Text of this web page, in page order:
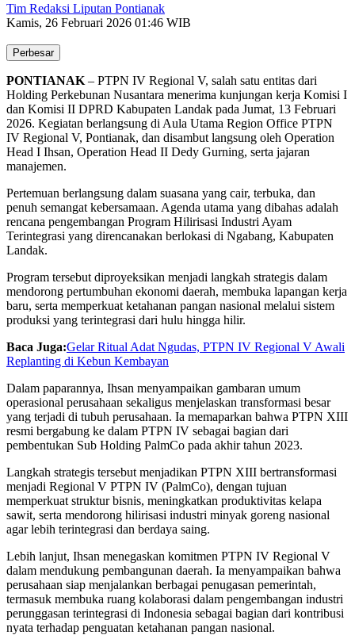
Tim Redaksi Liputan Pontianak
Kamis, 26 Februari 2026 01:46 WIB
Perbesar
PONTIANAK – PTPN IV Regional V, salah satu entitas dari
Holding Perkebunan Nusantara menerima kunjungan kerja Komisi I
dan Komisi II DPRD Kabupaten Landak pada Jumat, 13 Februari
2026. Kegiatan berlangsung di Aula Utama Region Office PTPN
IV Regional V, Pontianak, dan disambut langsung oleh Operation
Head I Ihsan, Operation Head II Dedy Gurning, serta jajaran
manajemen.
Pertemuan berlangsung dalam suasana yang cair, terbuka, dan
penuh semangat kebersamaan. Agenda utama yang dibahas adalah
rencana pengembangan Program Hilirisasi Industri Ayam
Terintegrasi yang direncanakan berlokasi di Ngabang, Kabupaten
Landak.
Program tersebut diproyeksikan menjadi langkah strategis dalam
mendorong pertumbuhan ekonomi daerah, membuka lapangan kerja
baru, serta memperkuat ketahanan pangan nasional melalui sistem
produksi yang terintegrasi dari hulu hingga hilir.
Baca Juga:Gelar Ritual Adat Ngudas, PTPN IV Regional V Awali
Replanting di Kebun Kembayan
Dalam paparannya, Ihsan menyampaikan gambaran umum
operasional perusahaan sekaligus menjelaskan transformasi besar
yang terjadi di tubuh perusahaan. Ia memaparkan bahwa PTPN XIII
resmi bergabung ke dalam PTPN IV sebagai bagian dari
pembentukan Sub Holding PalmCo pada akhir tahun 2023.
Langkah strategis tersebut menjadikan PTPN XIII bertransformasi
menjadi Regional V PTPN IV (PalmCo), dengan tujuan
memperkuat struktur bisnis, meningkatkan produktivitas kelapa
sawit, serta mendorong hilirisasi industri minyak goreng nasional
agar lebih terintegrasi dan berdaya saing.
Lebih lanjut, Ihsan menegaskan komitmen PTPN IV Regional V
dalam mendukung pembangunan daerah. Ia menyampaikan bahwa
perusahaan siap menjalankan berbagai penugasan pemerintah,
termasuk membuka ruang kolaborasi dalam pengembangan industri
perunggasan terintegrasi di Indonesia sebagai bagian dari kontribusi
nyata terhadap penguatan ketahanan pangan nasional.